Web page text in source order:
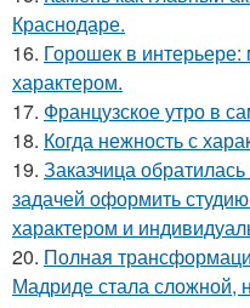
Краснодаре.
16. Горошек в
характером.
17. Французское утро в
18. Когда нежность с
19. Заказчица
задачей оформить
характером и
20. Полная
Мадриде стала сложной,